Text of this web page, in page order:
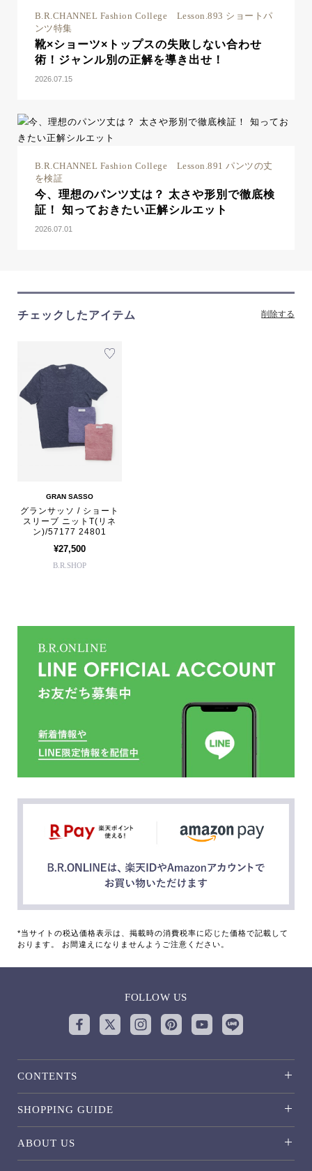
B.R.CHANNEL Fashion College Lesson.893 ショートパ
ンツ特集
靴×ショーツ×トップスの失敗しない合わせ
術！ジャンル別の正解を導き出せ！
2026.07.15
B.R.CHANNEL Fashion College Lesson.891 パンツの丈
を検証
今、理想のパンツ丈は？ 太さや形別で徹底検
証！ 知っておきたい正解シルエット
2026.07.01
チェックしたアイテム 削除する
GRAN SASSO
グランサッソ / ショート
スリーブ ニットT(リネ
ン)/57177 24801
¥27,500
B.R.SHOP
*当サイトの税込価格表示は、掲載時の消費税率に応じた価格で記載して
おります。 お間違えになりませんようご注意ください。
FOLLOW US
CONTENTS
SHOPPING GUIDE
ABOUT US